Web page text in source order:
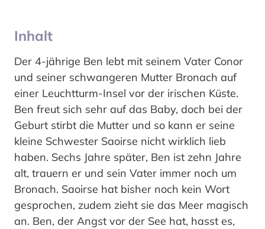
Inhalt
Der 4-jährige Ben lebt mit seinem Vater Conor
und seiner schwangeren Mutter Bronach auf
einer Leuchtturm-Insel vor der irischen Küste.
Ben freut sich sehr auf das Baby, doch bei der
Geburt stirbt die Mutter und so kann er seine
kleine Schwester Saoirse nicht wirklich lieb
haben. Sechs Jahre später, Ben ist zehn Jahre
alt, trauern er und sein Vater immer noch um
Bronach. Saoirse hat bisher noch kein Wort
gesprochen, zudem zieht sie das Meer magisch
an. Ben, der Angst vor der See hat, hasst es,